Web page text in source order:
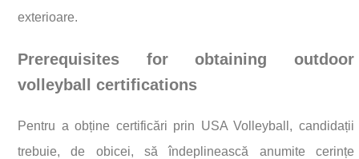
exterioare.
Prerequisites for obtaining outdoor
volleyball certifications
Pentru a obține certificări prin USA Volleyball, candidații
trebuie, de obicei, să îndeplinească anumite cerințe